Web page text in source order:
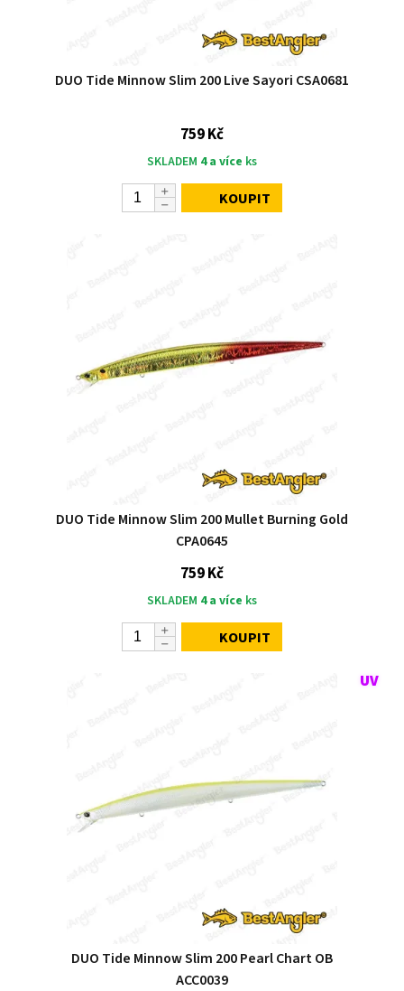
DUO Tide Minnow Slim 200 Live Sayori CSA0681
759 Kč
SKLADEM 4 a více ks
KOUPIT
DUO Tide Minnow Slim 200 Mullet Burning Gold
CPA0645
759 Kč
SKLADEM 4 a více ks
KOUPIT
DUO Tide Minnow Slim 200 Pearl Chart OB
ACC0039